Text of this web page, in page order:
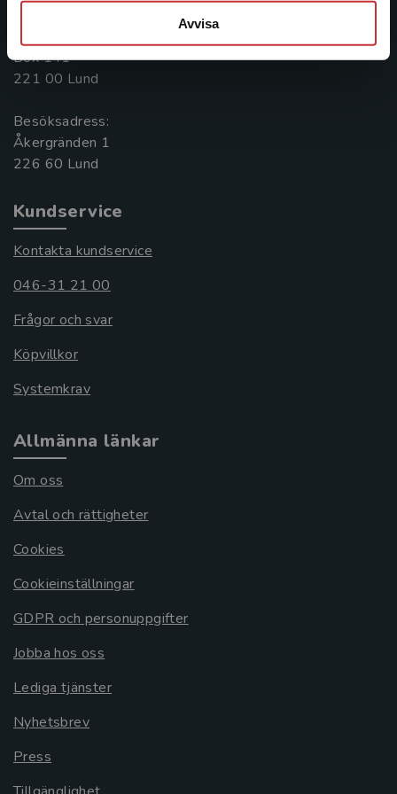
Avvisa
Box 141
221 00 Lund
Besöksadress:
Åkergränden 1
Kundservice
Kontakta kundservice
046-31 21 00
Frågor och svar
Köpvillkor
Systemkrav
Allmänna länkar
Om oss
Avtal och rättigheter
Cookies
Cookieinställningar
GDPR och personuppgifter
Jobba hos oss
Lediga tjänster
Nyhetsbrev
Press